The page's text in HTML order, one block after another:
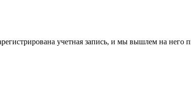
учетная запись, и мы вышлем на него